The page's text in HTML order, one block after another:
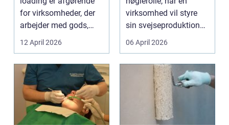
for virksomheder, der
arbejder med gods,
skrot eller ...
12 April 2026
sporbarhed
virksomhed vil styre
sin svejseproduktion
sikkert, ensartet og ...
06 April 2026